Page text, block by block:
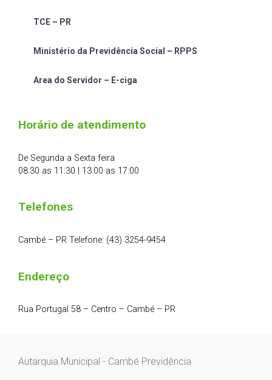
TCE – PR
Ministério da Previdência Social – RPPS
Area do Servidor – E-ciga
Horário de atendimento
De Segunda a Sexta feira
08:30 as 11:30 | 13:00 as 17:00
Telefones
Cambé – PR Telefone: (43) 3254-9454
Endereço
Rua Portugal 58 – Centro – Cambé – PR
Autarquia Municipal - Cambé Previdência